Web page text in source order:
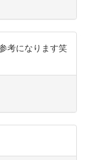
考になります笑